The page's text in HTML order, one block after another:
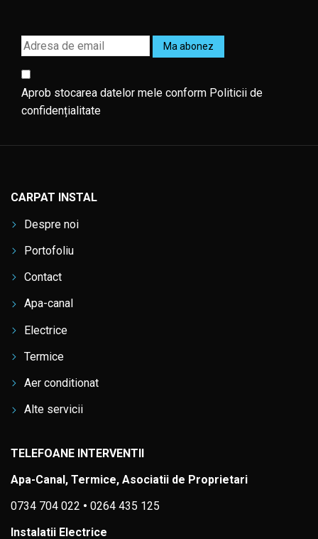
Aprob stocarea datelor mele conform Politicii de
confidențialitate
CARPAT INSTAL
Despre noi
Portofoliu
Contact
Apa-canal
Electrice
Termice
Aer conditionat
Alte servicii
TELEFOANE INTERVENTII
Apa-Canal, Termice, Asociatii de Proprietari
0734 704 022 • 0264 435 125
Instalatii Electrice